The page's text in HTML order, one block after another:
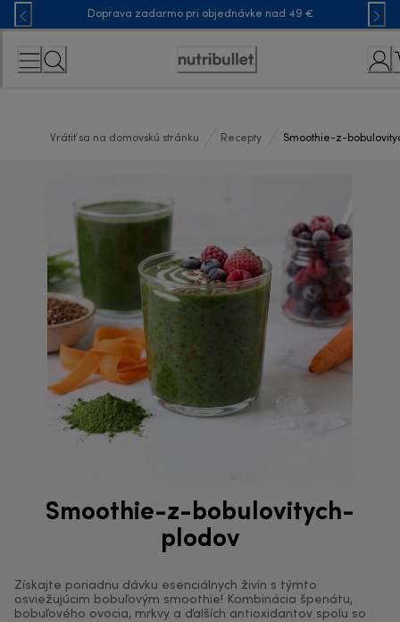
Skip
to
Content
Doprava zadarmo pri objednávke nad 49 €
Accessibility
Vrátiť sa na domovskú stránku Recepty Smoothie-z-
Smoothie-z-bobulovitych-
plodov
Získajte poriadnu dávku esenciálnych živín s týmto
osviežujúcim bobuľovým smoothie! Kombinácia špenátu,
bobuľového ovocia, mrkvy a ďalších antioxidantov spolu so